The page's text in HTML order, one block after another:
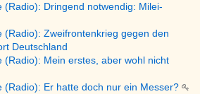
(Radio): Dringend notwendig: Milei-
(Radio): Zweifrontenkrieg gegen den
Deutschland
(Radio): Mein erstes, aber wohl nicht
(Radio): Er hatte doch nur ein Messer?